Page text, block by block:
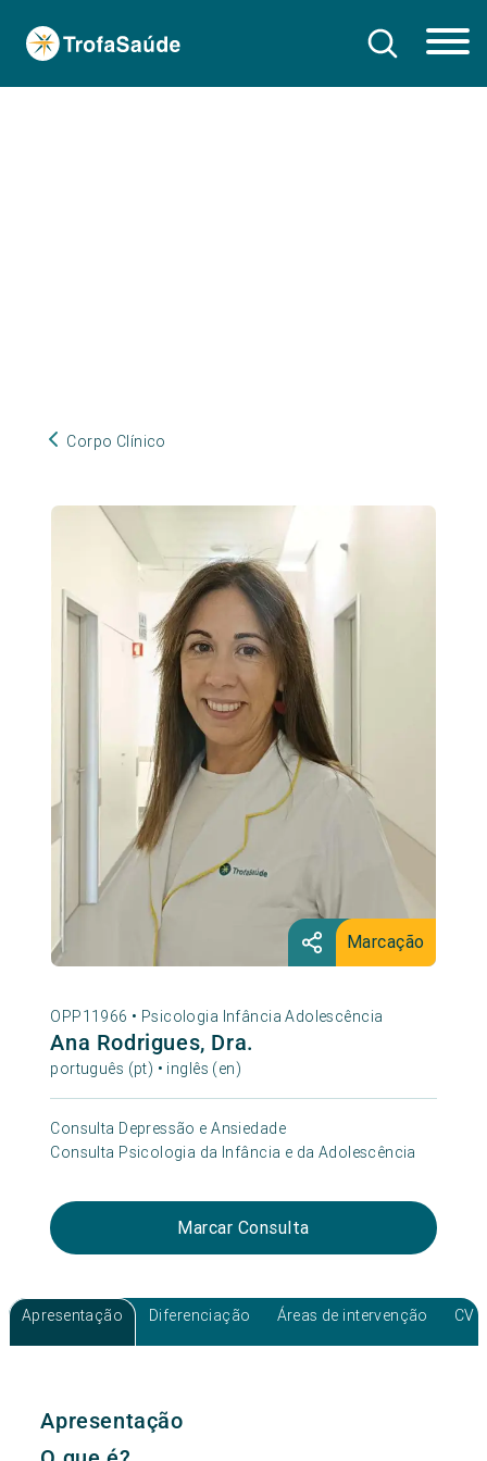
Corpo Clínico
Marcação
OPP11966 • Psicologia Infância Adolescência
Ana Rodrigues, Dra.
português (pt) • inglês (en)
Consulta Depressão e Ansiedade
Consulta Psicologia da Infância e da Adolescência
Marcar Consulta
Apresentação Diferenciação Áreas de intervenção CV
Apresentação